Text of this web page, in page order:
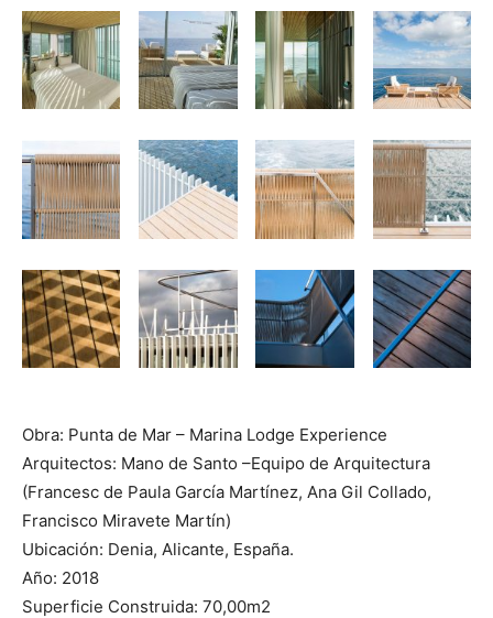
Obra: Punta de Mar – Marina Lodge Experience
Arquitectos: Mano de Santo –Equipo de Arquitectura
(Francesc de Paula García Martínez, Ana Gil Collado,
Francisco Miravete Martín)
Ubicación: Denia, Alicante, España.
Año: 2018
Superficie Construida: 70,00m2